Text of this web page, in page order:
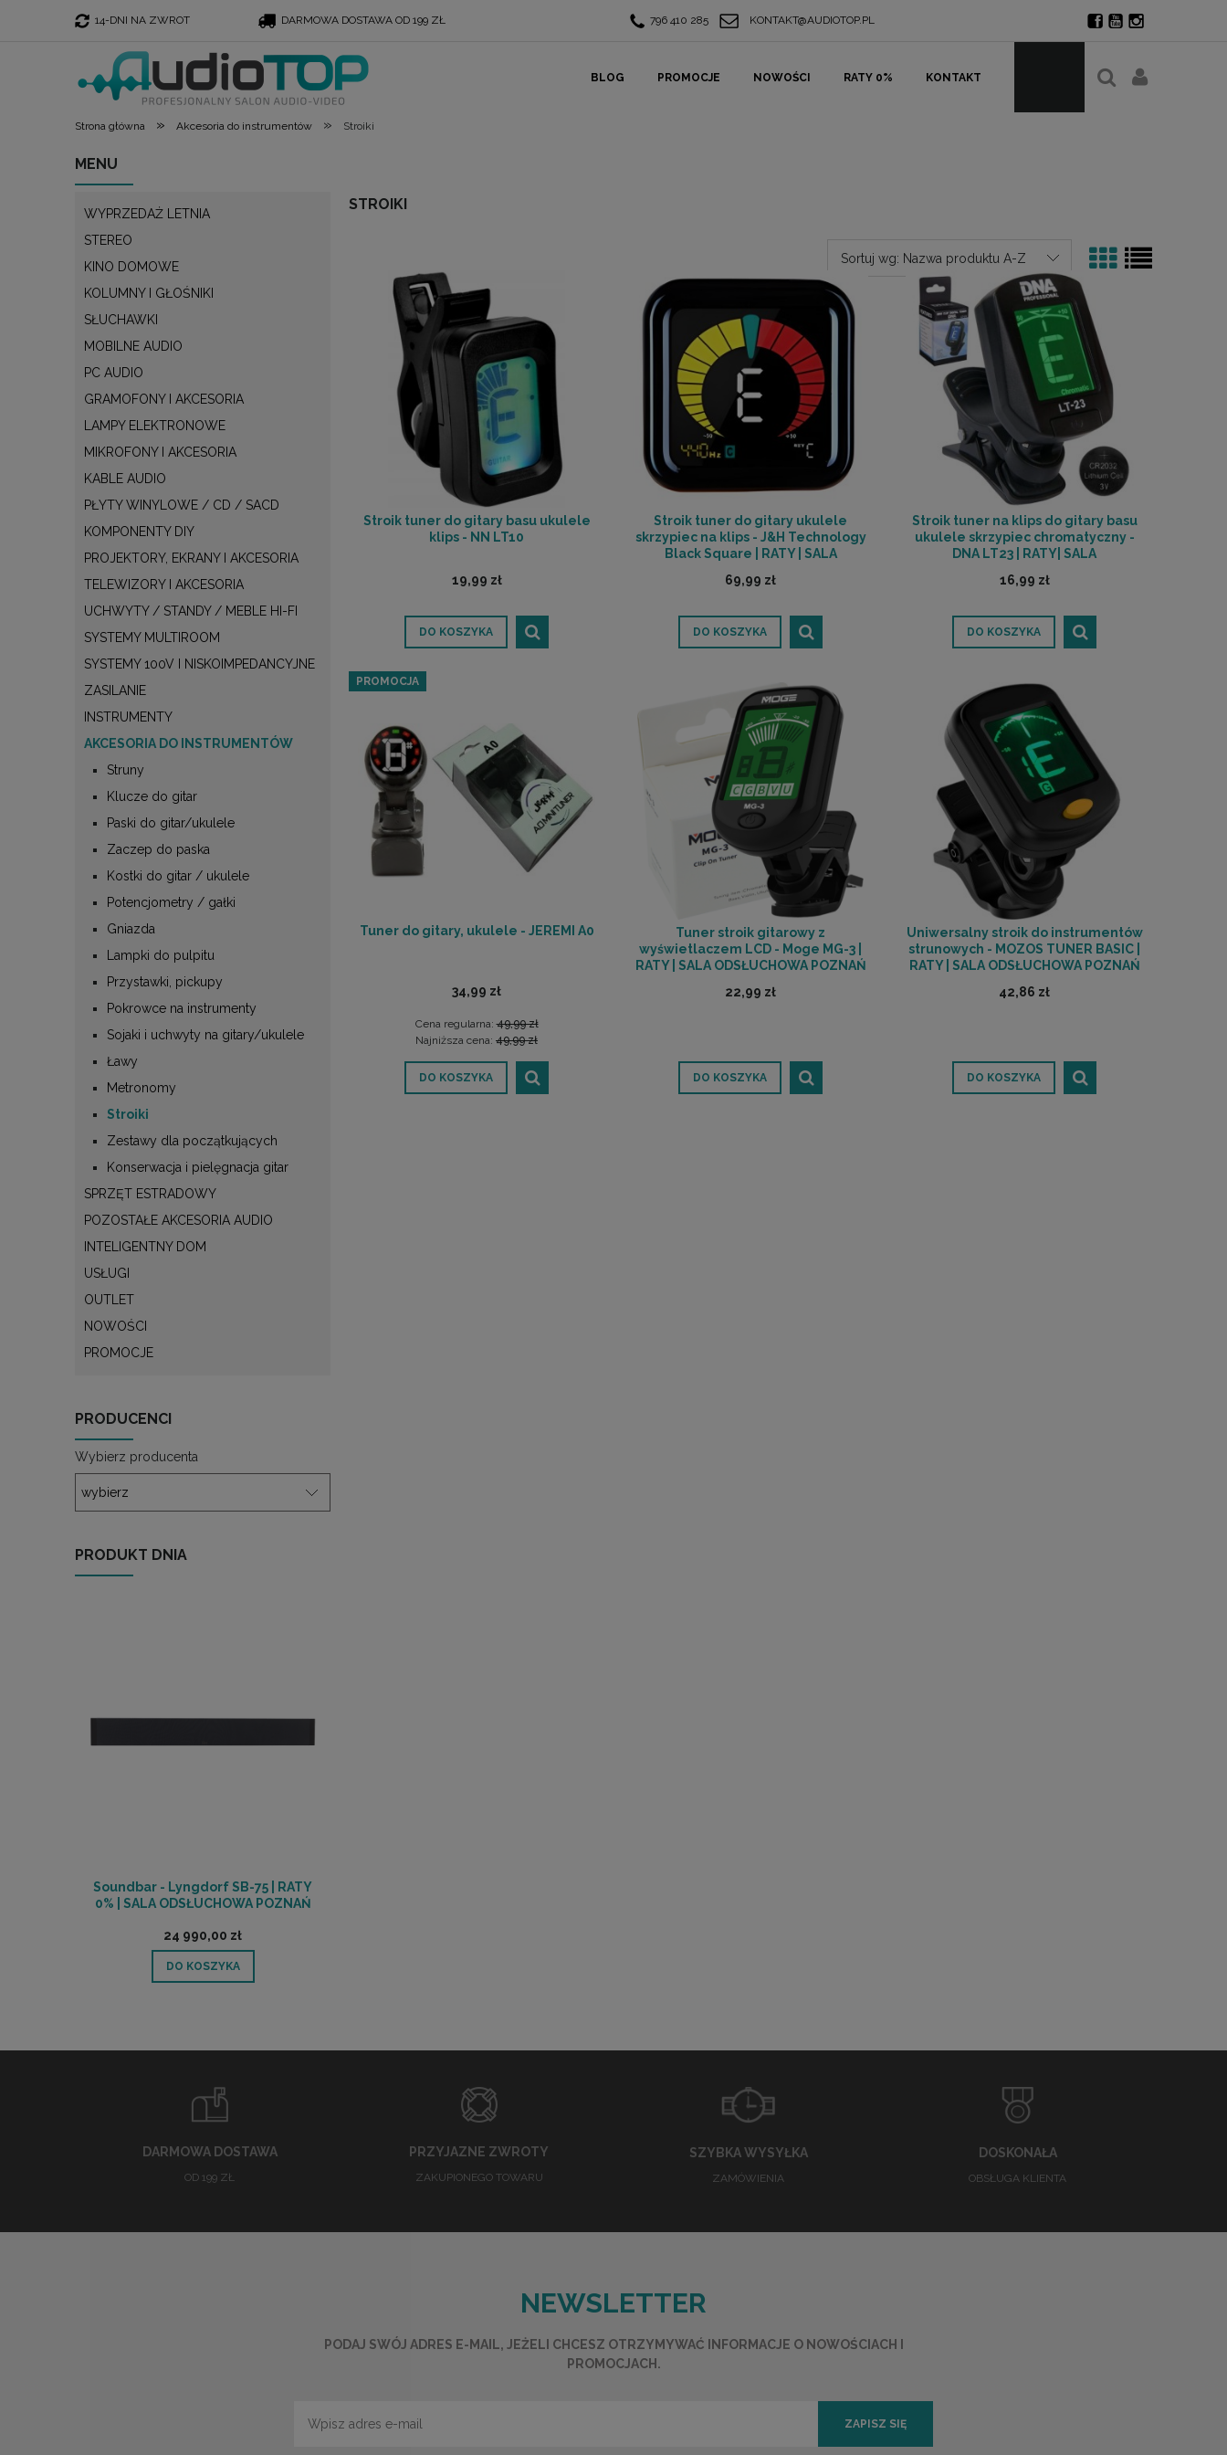
14-DNI NA ZWROT DARMOWA DOSTAWA OD 199 ZŁ 796 410 285 KONTAKT@AUDIOTOP.PL
BLOG PROMOCJE NOWOŚCI RATY 0% KONTAKT
Strona główna » Akcesoria do instrumentów » Stroiki
MENU
WYPRZEDAŻ LETNIA
STEREO
KINO DOMOWE
KOLUMNY I GŁOŚNIKI
SŁUCHAWKI
MOBILNE AUDIO
PC AUDIO
GRAMOFONY I AKCESORIA
LAMPY ELEKTRONOWE
MIKROFONY I AKCESORIA
KABLE AUDIO
PŁYTY WINYLOWE / CD / SACD
KOMPONENTY DIY
PROJEKTORY, EKRANY I AKCESORIA
TELEWIZORY I AKCESORIA
UCHWYTY / STANDY / MEBLE HI-FI
SYSTEMY MULTIROOM
SYSTEMY 100V I NISKOIMPEDANCYJNE
ZASILANIE
INSTRUMENTY
AKCESORIA DO INSTRUMENTÓW
Struny
Klucze do gitar
Paski do gitar/ukulele
Zaczep do paska
Kostki do gitar / ukulele
Potencjometry / gałki
Gniazda
Lampki do pulpitu
Przystawki, pickupy
Pokrowce na instrumenty
Sojaki i uchwyty na gitary/ukulele
Ławy
Metronomy
Stroiki
Zestawy dla początkujących
Konserwacja i pielęgnacja gitar
SPRZĘT ESTRADOWY
POZOSTAŁE AKCESORIA AUDIO
INTELIGENTNY DOM
USŁUGI
OUTLET
NOWOŚCI
PROMOCJE
PRODUCENCI
Wybierz producenta
PRODUKT DNIA
Soundbar - Lyngdorf SB-75 | RATY
0% | SALA ODSŁUCHOWA POZNAŃ
24 990,00 zł
DO KOSZYKA
STROIKI
Sortuj wg: Nazwa produktu A-Z
Stroik tuner do gitary basu ukulele
klips - NN LT10
19,99 zł
DO KOSZYKA
Stroik tuner do gitary ukulele
skrzypiec na klips - J&H Technology
Black Square | RATY | SALA
69,99 zł
DO KOSZYKA
Stroik tuner na klips do gitary basu
ukulele skrzypiec chromatyczny -
DNA LT23 | RATY| SALA
16,99 zł
DO KOSZYKA
Tuner do gitary, ukulele - JEREMI A0
34,99 zł
Cena regularna:49,99 zł
Najniższa cena: 49,99 zł
DO KOSZYKA
PROMOCJA
Tuner stroik gitarowy z
wyświetlaczem LCD - Moge MG-3 |
RATY | SALA ODSŁUCHOWA POZNAŃ
22,99 zł
DO KOSZYKA
Uniwersalny stroik do instrumentów
strunowych - MOZOS TUNER BASIC |
RATY | SALA ODSŁUCHOWA POZNAŃ
42,86 zł
DO KOSZYKA
DARMOWA DOSTAWA
OD 199 ZŁ
PRZYJAZNE ZWROTY
ZAKUPIONEGO TOWARU
SZYBKA WYSYŁKA
ZAMÓWIENIA
DOSKONAŁA
OBSŁUGA KLIENTA
NEWSLETTER
PODAJ SWÓJ ADRES E-MAIL, JEŻELI CHCESZ OTRZYMYWAĆ INFORMACJE O NOWOŚCIACH I
PROMOCJACH.
ZAPISZ SIĘ